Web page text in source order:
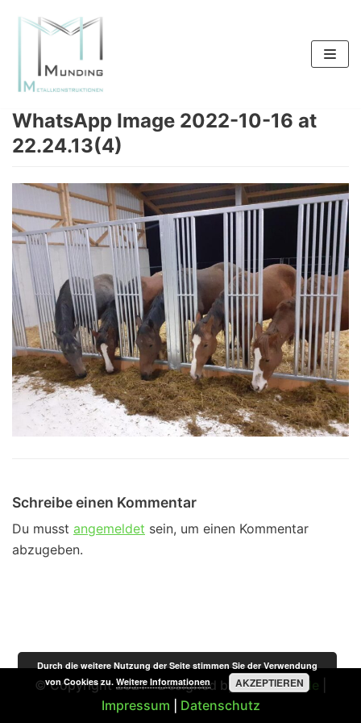
Zum
Inhalt
springen
WhatsApp Image 2022-10-16 at
22.24.13(4)
Schreibe einen Kommentar
Du musst angemeldet sein, um einen Kommentar
abzugeben.
© Copyright 2021 - Designed bySTSMedia.de
Impressum
Datenschutz
Durch die weitere Nutzung der Seite stimmen Sie der Verwendung
von Cookies zu.Weitere Informationen AKZEPTIEREN